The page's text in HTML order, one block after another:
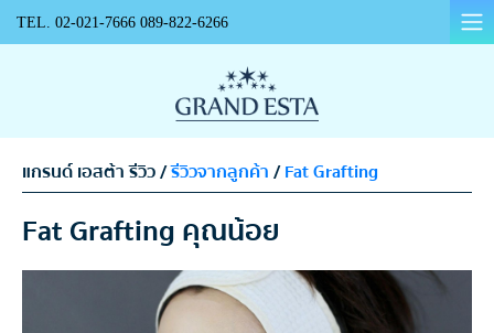
TEL. 02-021-7666 089-822-6266
แกรนด์ เอสต้า รีวิว /รีวิวจากลูกค้า/Fat Grafting
Fat Grafting คุณน้อย